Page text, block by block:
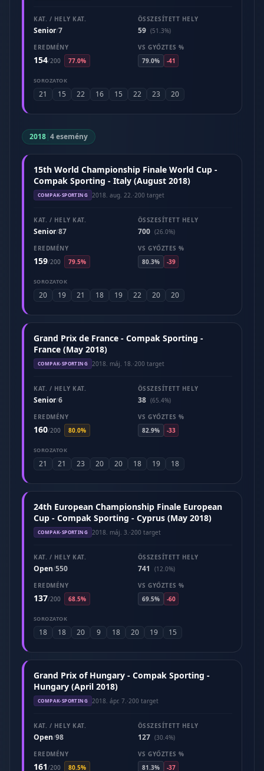
KAT. / HELY KAT.
Senior/7
ÖSSZESÍTETT HELY
59 (51.3%)
EREDMÉNY
154/200 77.0%
VS GYŐZTES %
79.0%
-41
SOROZATOK
21 15 22 16 15 22 23 20
2018|4 esemény
15th World Championship Finale World Cup -
Compak Sporting - Italy (August 2018)
COMPAK-SPORTING 2018. aug. 22. ·200 target
KAT. / HELY KAT.
Senior/87
ÖSSZESÍTETT HELY
700 (26.0%)
EREDMÉNY
159/200 79.5%
VS GYŐZTES %
80.3%
-39
SOROZATOK
20 19 21 18 19 22 20 20
Grand Prix de France - Compak Sporting -
France (May 2018)
COMPAK-SPORTING 2018. máj. 18. ·200 target
KAT. / HELY KAT.
Senior/6
ÖSSZESÍTETT HELY
38 (65.4%)
EREDMÉNY
160/200 80.0%
VS GYŐZTES %
82.9%
-33
SOROZATOK
21 21 23 20 20 18 19 18
24th European Championship Finale European
Cup - Compak Sporting - Cyprus (May 2018)
COMPAK-SPORTING 2018. máj. 3. ·200 target
KAT. / HELY KAT.
Open/550
ÖSSZESÍTETT HELY
741
(12.0%)
EREDMÉNY
137/200 68.5%
VS GYŐZTES %
69.5%
-60
SOROZATOK
18 18 20 9 18 20 19 15
Grand Prix of Hungary - Compak Sporting -
Hungary (April 2018)
COMPAK-SPORTING 2018. ápr. 7. ·200 target
KAT. / HELY KAT.
Open/98
ÖSSZESÍTETT HELY
127 (30.4%)
EREDMÉNY
161/200 80.5%
VS GYŐZTES %
81.3%
-37